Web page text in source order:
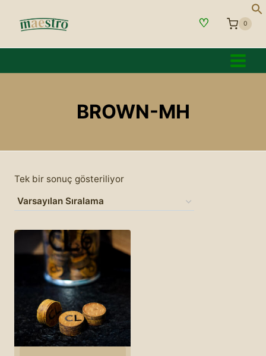
♡ 0
BROWN-MH
Tek bir sonuç gösteriliyor